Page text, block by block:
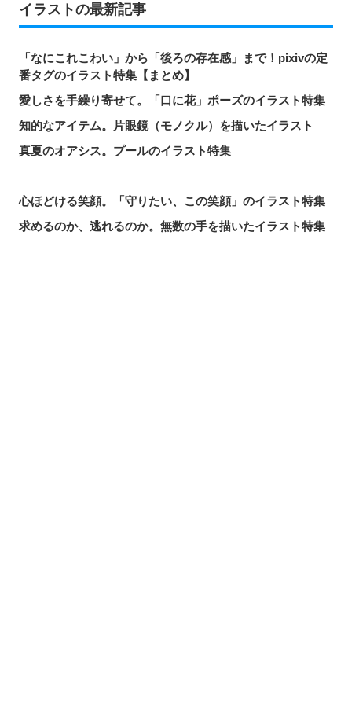
イラストの最新記事
「なにこれこわい」から「後ろの存在感」まで！pixivの定
番タグのイラスト特集【まとめ】
愛しさを手繰り寄せて。「口に花」ポーズのイラスト特集
知的なアイテム。片眼鏡（モノクル）を描いたイラスト
真夏のオアシス。プールのイラスト特集
心ほどける笑顔。「守りたい、この笑顔」のイラスト特集
求めるのか、逃れるのか。無数の手を描いたイラスト特集